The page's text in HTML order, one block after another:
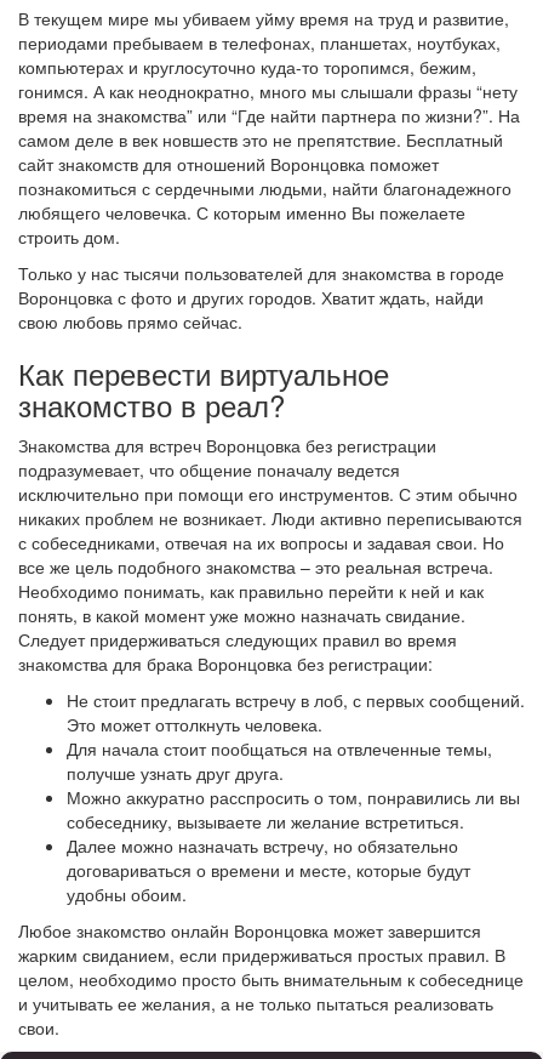
В текущем мире мы убиваем уйму время на труд и развитие,
периодами пребываем в телефонах, планшетах, ноутбуках,
компьютерах и круглосуточно куда-то торопимся, бежим,
гонимся. А как неоднократно, много мы слышали фразы “нету
время на знакомства” или “Где найти партнера по жизни?”. На
самом деле в век новшеств это не препятствие. Бесплатный
сайт знакомств для отношений Воронцовка поможет
познакомиться с сердечными людьми, найти благонадежного
любящего человечка. С которым именно Вы пожелаете
строить дом.
Только у нас тысячи пользователей для знакомства в городе
Воронцовка с фото и других городов. Хватит ждать, найди
свою любовь прямо сейчас.
Как перевести виртуальное
знакомство в реал?
Знакомства для встреч Воронцовка без регистрации
подразумевает, что общение поначалу ведется
исключительно при помощи его инструментов. С этим обычно
никаких проблем не возникает. Люди активно переписываются
с собеседниками, отвечая на их вопросы и задавая свои. Но
все же цель подобного знакомства – это реальная встреча.
Необходимо понимать, как правильно перейти к ней и как
понять, в какой момент уже можно назначать свидание.
Следует придерживаться следующих правил во время
знакомства для брака Воронцовка без регистрации:
Не стоит предлагать встречу в лоб, с первых сообщений.
Это может оттолкнуть человека.
Для начала стоит пообщаться на отвлеченные темы,
получше узнать друг друга.
Можно аккуратно расспросить о том, понравились ли вы
собеседнику, вызываете ли желание встретиться.
Далее можно назначать встречу, но обязательно
договариваться о времени и месте, которые будут
удобны обоим.
Любое знакомство онлайн Воронцовка может завершится
жарким свиданием, если придерживаться простых правил. В
целом, необходимо просто быть внимательным к собеседнице
и учитывать ее желания, а не только пытаться реализовать
свои.